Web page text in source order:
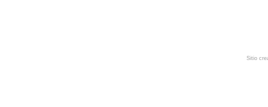
Sitio